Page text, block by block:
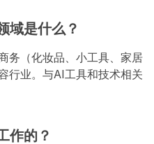
域是什么？
务（化妆品、小工具、家居
行业。与AI工具和技术相关
作的？